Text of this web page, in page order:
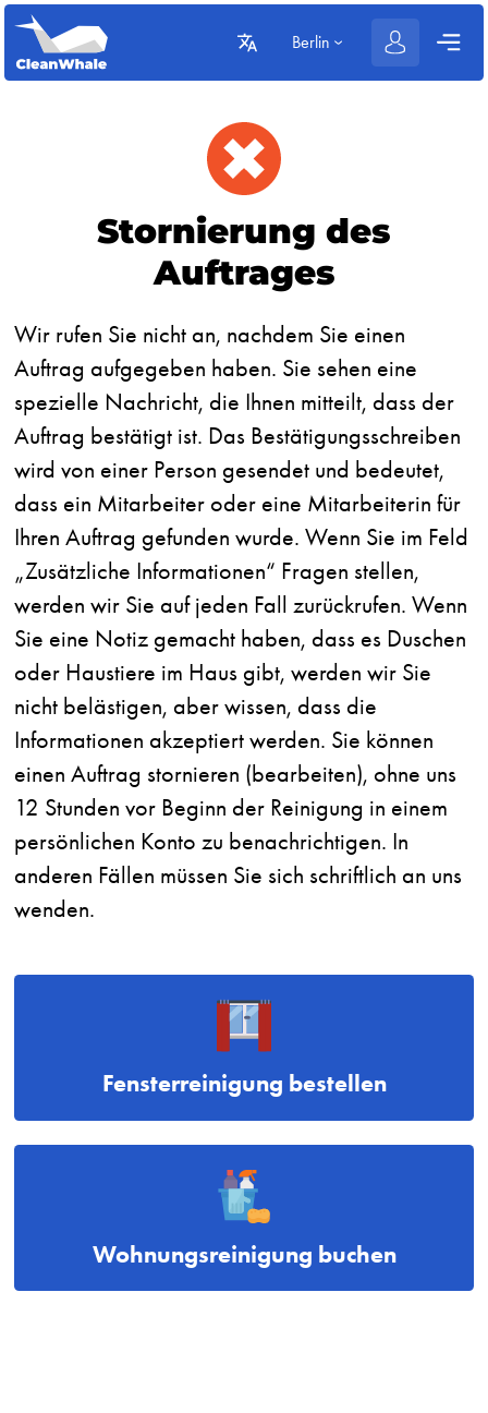
Berlin
Stornierung des
Auftrages
Wir rufen Sie nicht an, nachdem Sie einen
Auftrag aufgegeben haben. Sie sehen eine
spezielle Nachricht, die Ihnen mitteilt, dass der
Auftrag bestätigt ist. Das Bestätigungsschreiben
wird von einer Person gesendet und bedeutet,
dass ein Mitarbeiter oder eine Mitarbeiterin für
Ihren Auftrag gefunden wurde. Wenn Sie im Feld
„Zusätzliche Informationen“ Fragen stellen,
werden wir Sie auf jeden Fall zurückrufen. Wenn
Sie eine Notiz gemacht haben, dass es Duschen
oder Haustiere im Haus gibt, werden wir Sie
nicht belästigen, aber wissen, dass die
Informationen akzeptiert werden. Sie können
einen Auftrag stornieren (bearbeiten), ohne uns
12 Stunden vor Beginn der Reinigung in einem
persönlichen Konto zu benachrichtigen. In
anderen Fällen müssen Sie sich schriftlich an uns
wenden.
Fensterreinigung bestellen
Wohnungsreinigung buchen